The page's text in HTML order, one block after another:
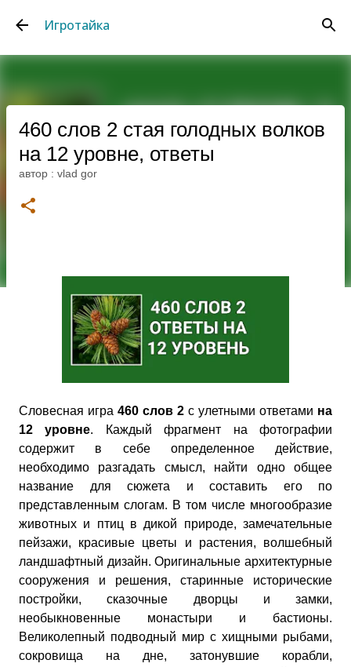
Игротайка
460 слов 2 стая голодных волков
на 12 уровне, ответы
автор : vlad gor
Словесная игра 460 слов 2 с улетными ответами на
12 уровне. Каждый фрагмент на фотографии
содержит в себе определенное действие,
необходимо разгадать смысл, найти одно общее
название для сюжета и составить его по
представленным слогам. В том числе многообразие
животных и птиц в дикой природе, замечательные
пейзажи, красивые цветы и растения, волшебный
ландшафтный дизайн. Оригинальные архитектурные
сооружения и решения, старинные исторические
постройки, сказочные дворцы и замки,
необыкновенные монастыри и бастионы.
Великолепный подводный мир с хищными рыбами,
сокровища на дне, затонувшие корабли,